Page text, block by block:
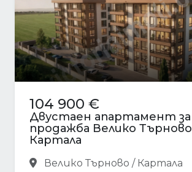
104 900 €
Двустаен апартамент за
продажба Велико Търново
Картала
Велико Търново / Картала